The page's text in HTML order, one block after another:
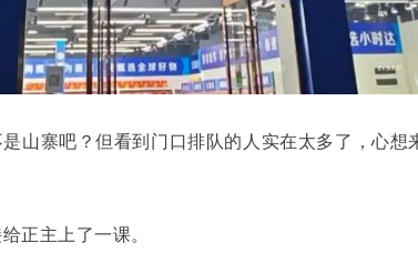
山寨吧？但看到门口排队的人实在太多了，心想
正主上了一课。